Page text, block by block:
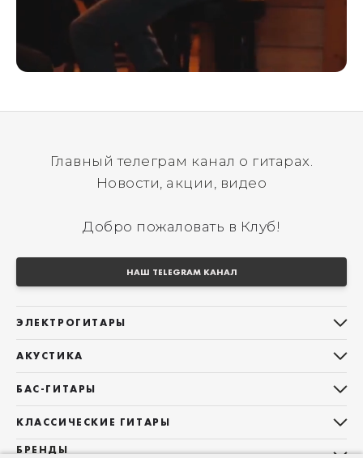
Главный телеграм канал о гитарах.
Новости, акции, видео
Добро пожаловать в Клуб!
НАШ TELEGRAM КАНАЛ
ЭЛЕКТРОГИТАРЫ
Telecaster
Les Paul
Superstrat
АКУСТИКА
Фолки (ОМ, 000, 00)
Гранд Аудиториум
БАС-ГИТАРЫ
Precision Bass
КЛАССИЧЕСКИЕ ГИТАРЫ
Все классические гитары
БРЕНДЫ